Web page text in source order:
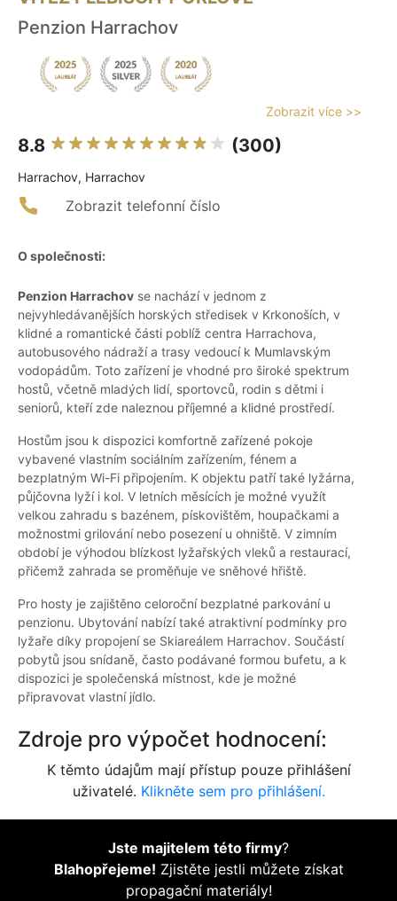
Penzion Harrachov
Zobrazit více >>
8.8 (300)
Harrachov, Harrachov
Zobrazit telefonní číslo
O společnosti:
Penzion Harrachov se nachází v jednom z
nejvyhledávanějších horských středisek v Krkonoších, v
klidné a romantické části poblíž centra Harrachova,
autobusového nádraží a trasy vedoucí k Mumlavským
vodopádům. Toto zařízení je vhodné pro široké spektrum
hostů, včetně mladých lidí, sportovců, rodin s dětmi i
seniorů, kteří zde naleznou příjemné a klidné prostředí.
Hostům jsou k dispozici komfortně zařízené pokoje
vybavené vlastním sociálním zařízením, fénem a
bezplatným Wi-Fi připojením. K objektu patří také lyžárna,
půjčovna lyží i kol. V letních měsících je možné využít
velkou zahradu s bazénem, pískovištěm, houpačkami a
možnostmi grilování nebo posezení u ohniště. V zimním
období je výhodou blízkost lyžařských vleků a restaurací,
přičemž zahrada se proměňuje ve sněhové hřiště.
Pro hosty je zajištěno celoroční bezplatné parkování u
penzionu. Ubytování nabízí také atraktivní podmínky pro
lyžaře díky propojení se Skiareálem Harrachov. Součástí
pobytů jsou snídaně, často podávané formou bufetu, a k
dispozici je společenská místnost, kde je možné
připravovat vlastní jídlo.
Zdroje pro výpočet hodnocení:
K těmto údajům mají přístup pouze přihlášení
uživatelé. Klikněte sem pro přihlášení.
Jste majitelem této firmy?
Blahopřejeme! Zjistěte jestli můžete získat
propagační materiály!